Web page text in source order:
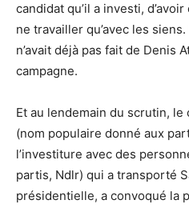
candidat qu’il a investi,
ne travailler qu’avec les
n’avait déjà pas fait de Denis
campagne.
Et au lendemain du scrutin, le
(nom populaire donné aux
l’investiture avec des
partis, Ndlr) qui a transporté
présidentielle, a convoqué la